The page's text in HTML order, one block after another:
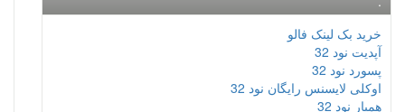
خرید بک لینک فالو
آپدیت نود 32
پسورد نود 32
اوکلی لایسنس رایگان نود 32
همیار نود 32